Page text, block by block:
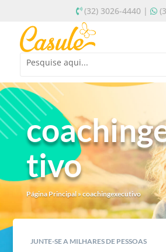
(32) 3026-4440 |
tivo
Página Principal» coachingexecutivo
JUNTE-SE A MILHARES DE PESSOAS